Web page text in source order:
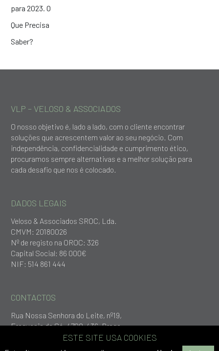
VLP – VELOSO & ASSOCIADOS
O nosso objetivo é, lado a lado, com o cliente encontrar
soluções que acrescentem valor ao seu negócio. Com
independência, confidencialidade e cumprimento ético,
procuramos sempre alternativas e a melhor solução para
cada desafio que nos é colocado.
DADOS LEGAIS
Veloso & Associados SROC, Lda.
CMVM: 20180026
Nº de registo na OROC: 326
Capital Social: 86 000€
NIF: 514 861 444
CONTACTOS
Rua Nossa Senhora do Leite, nº19,
Freguesia da Sé, 4700-436, Braga
ESTE SITE USA COOKIES